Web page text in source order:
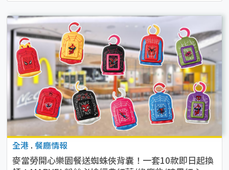
全港 . 餐廳情報
麥當勞開心樂園餐送蜘蛛俠背囊！一套10款即日起換